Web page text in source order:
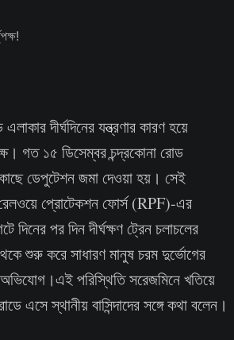
দীর্ঘদিনের যন্ত্রণার কারণ হয়ে
গত ১৫ ডিসেম্বর চন্দ্রকোনা রোড
ডেপুটেশন জমা দেওয়া হয়। সেই
রেলওয়ে প্রোটেকশন ফোর্স (RPF)-এর
দিনের পর দিন দীর্ঘক্ষণ ট্রেন চলাচলের
শুরু করে সাধারণ মানুষ চরম দুর্ভোগের
পরিস্থিতি সরেজমিনে খতিয়ে
এসে স্থানীয় বাসিন্দাদের সঙ্গে কথা বলেন।